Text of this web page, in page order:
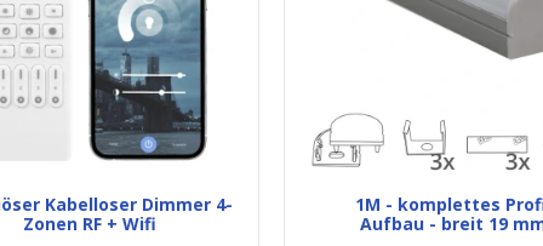
Breite LED
Kabelloser Dimmer 4-
Zonen RF + Wifi
1M - komplettes
Aufbau - breit 19